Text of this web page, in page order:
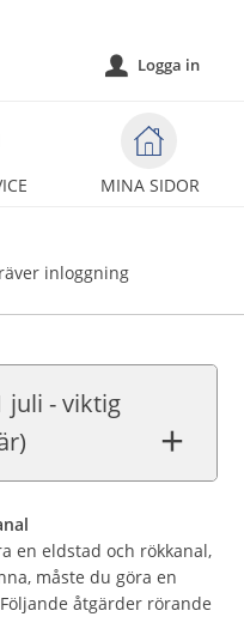
MINA SIDOR
u Logga in
inloggning
juli - viktig
en eldstad och rökkanal,
måste du göra en
åtgärder rörande